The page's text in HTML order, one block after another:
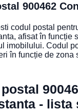
900462
codul postal
afisat în funcție
imobilului. Codul
în funcție de zona
- lista